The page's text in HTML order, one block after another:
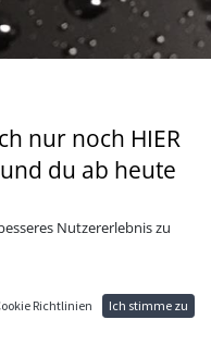
nur noch HIER
du ab heute
jedes andere
das einmal erlebt,
Nutzererlebnis zu
Richtlinien Ich stimme zu